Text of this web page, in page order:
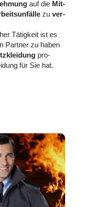
auf die Mit­
zu ver­
Tätig­keit ist es
Part­ner zu ha­ben
pro­
für Sie hat.